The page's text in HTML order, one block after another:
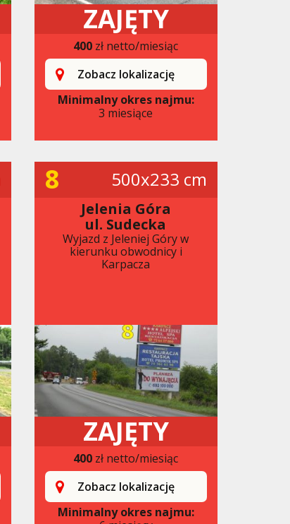
ZAJĘTY
400 zł netto/miesiąc
Zobacz lokalizację
Minimalny okres najmu:
3 miesiące
8 500x233 cm
Jelenia Góra
ul. Sudecka
Wyjazd z Jeleniej Góry w
kierunku obwodnicy i
Karpacza
ZAJĘTY
400 zł netto/miesiąc
Zobacz lokalizację
Minimalny okres najmu: